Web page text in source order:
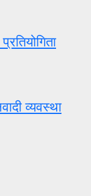
व्यवस्था